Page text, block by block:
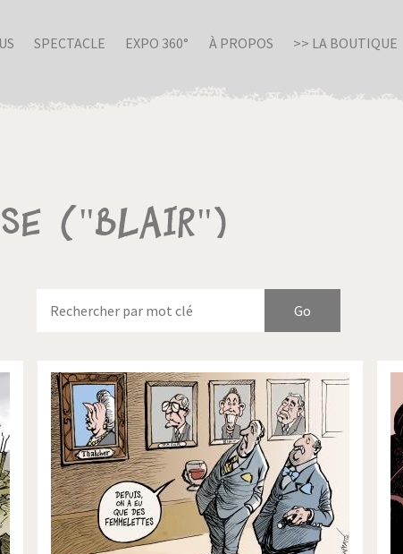
SPECTACLE EXPO 360° À PROPOS >> LA BOUTIQUE
("Blair")
en Italie Birmanie
ou pas très? Chère énergie!
arabe à l'hiver Election présidentielle US
Palestine L'Amérique et les armes
du Nord: guerre ou paix? La finance et ses crises